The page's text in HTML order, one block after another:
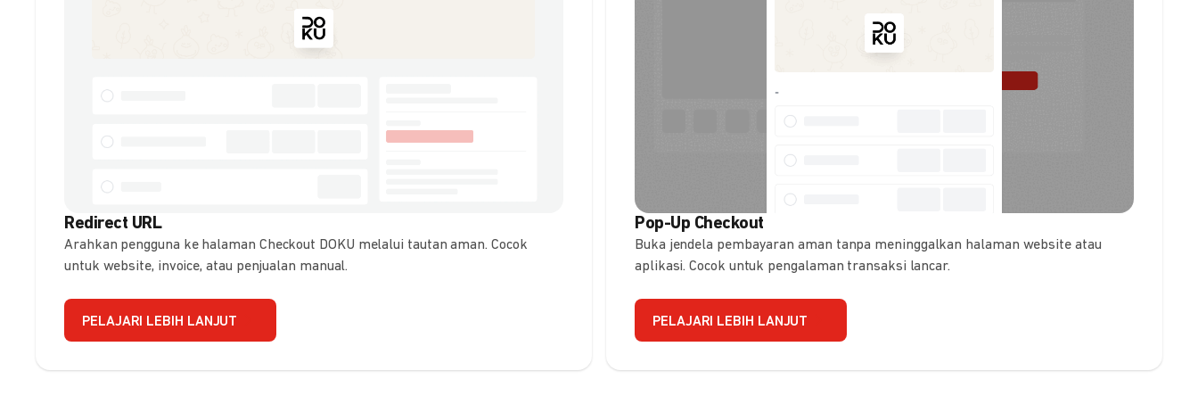
Redirect URL
Arahkan pengguna ke halaman Checkout DOKU melalui tautan aman. Cocok
untuk website, invoice, atau penjualan manual.
PELAJARI LEBIH LANJUT
Pop-Up Checkout
Buka jendela pembayaran aman tanpa meninggalkan halaman website atau
aplikasi. Cocok untuk pengalaman transaksi lancar.
PELAJARI LEBIH LANJUT